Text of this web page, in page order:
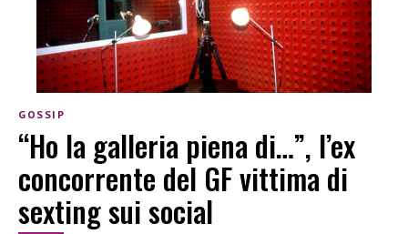
GOSSIP
“Ho la galleria piena di…”, l’ex
concorrente del GF vittima di
sexting sui social